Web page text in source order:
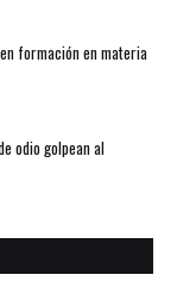
formación en materia
odio golpean al